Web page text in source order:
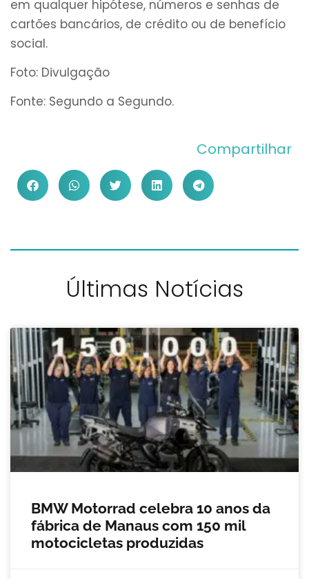
em qualquer hipótese, números e senhas de
cartões bancários, de crédito ou de benefício
social.
Foto: Divulgação
Fonte: Segundo a Segundo.
Compartilhar
Últimas Notícias
BMW Motorrad celebra 10 anos da
fábrica de Manaus com 150 mil
motocicletas produzidas